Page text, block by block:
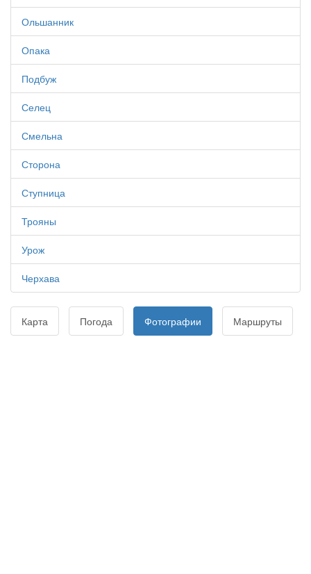
Ольшанник
Опака
Подбуж
Селец
Смельна
Сторона
Ступница
Трояны
Урож
Черхава
Карта Погода Фотографии Маршруты